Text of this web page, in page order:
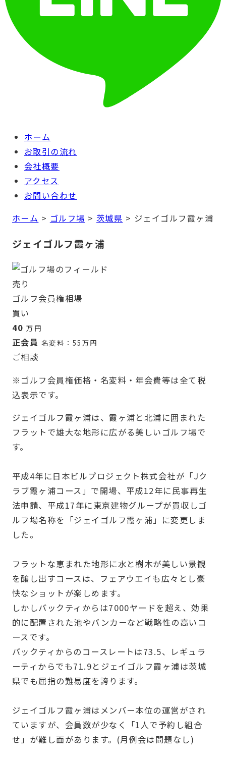
ホーム
お取引の流れ
会社概要
アクセス
お問い合わせ
ホーム > ゴルフ場 >茨城県 > ジェイゴルフ霞ヶ浦
ジェイゴルフ霞ヶ浦
売り
ゴルフ会員権相場
買い
40 万円
正会員 名変料：55万円
ご相談
※ゴルフ会員権価格・名変料・年会費等は全て税
込表示です。
ジェイゴルフ霞ヶ浦は、霞ヶ浦と北浦に囲まれた
フラットで雄大な地形に広がる美しいゴルフ場で
す。
平成4年に日本ビルプロジェクト株式会社が「Jク
ラブ霞ヶ浦コース」で開場、平成12年に民事再生
法申請、平成17年に東京建物グループが買収しゴ
ルフ場名称を「ジェイゴルフ霞ヶ浦」に変更しま
した。
フラットな恵まれた地形に水と樹木が美しい景観
を醸し出すコースは、フェアウエイも広々とし豪
快なショットが楽しめます。
しかしバックティからは7000ヤードを超え、効果
的に配置された池やバンカーなど戦略性の高いコ
ースです。
バックティからのコースレートは73.5、レギュラ
ーティからでも71.9とジェイゴルフ霞ヶ浦は茨城
県でも屈指の難易度を誇ります。
ジェイゴルフ霞ヶ浦はメンバー本位の運営がされ
ていますが、会員数が少なく「1人で予約し組合
せ」が難し面があります。(月例会は問題なし)